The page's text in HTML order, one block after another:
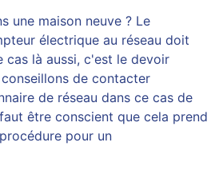
une maison neuve ? Le
électrique au réseau doit
cas là aussi, c'est le devoir
de contacter
de réseau dans ce cas de
être conscient que cela prend
pour un